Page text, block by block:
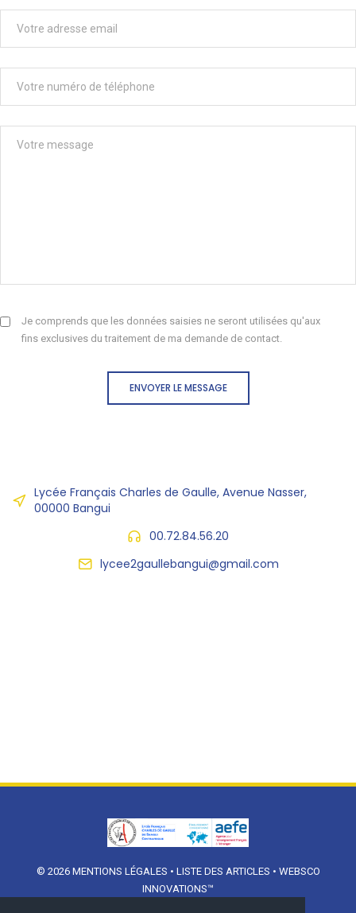
Je comprends que les données saisies ne seront utilisées qu'aux
fins exclusives du traitement de ma demande de contact.
ENVOYER LE MESSAGE
Lycée Français Charles de Gaulle, Avenue Nasser,
00000 Bangui
00.72.84.56.20
lycee2gaullebangui@gmail.com
© 2026 MENTIONS LÉGALES • LISTE DES ARTICLES • WEBSCO
INNOVATIONS™